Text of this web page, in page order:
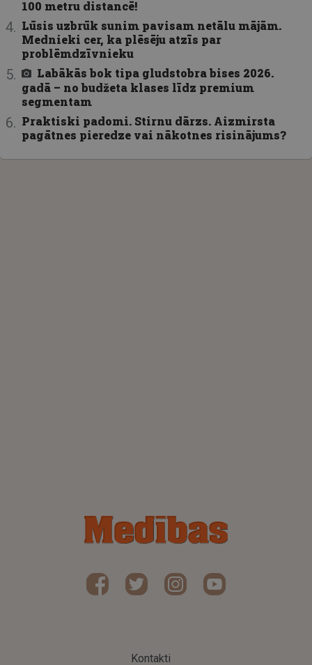
100 metru distancē!
Lūsis uzbrūk sunim pavisam netālu mājām.
Mednieki cer, ka plēsēju atzīs par
problēmdzīvnieku
Labākās bok tipa gludstobra bises 2026.
gadā – no budžeta klases līdz premium
segmentam
Praktiski padomi. Stirnu dārzs. Aizmirsta
pagātnes pieredze vai nākotnes risinājums?
Kontakti